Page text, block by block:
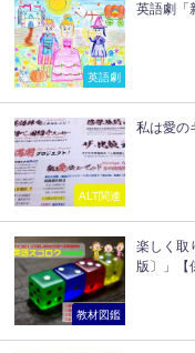
英語劇
英語劇「
ALT関連
私は愛の
教材図鑑
楽しく取
版〕」【